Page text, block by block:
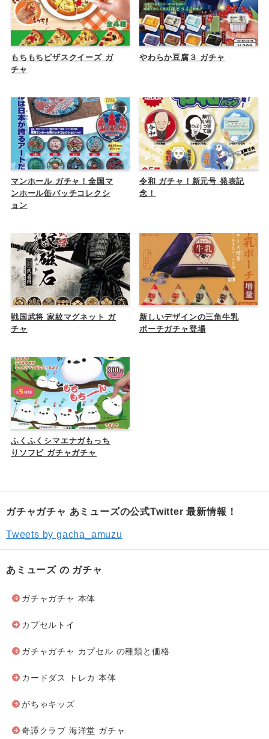
もちもちピザスクイーズ ガ
チャ
やわらか豆腐３ ガチャ
マンホール ガチャ！全国マ
ンホール缶バッチコレクシ
ョン
令和 ガチャ！新元号 発表記
念！
戦国武将 家紋マグネット ガ
チャ
新しいデザインの三角牛乳
ポーチガチャ登場
ふくふくシマエナガもっち
りソフビ ガチャガチャ
ガチャガチャ あミューズの公式Twitter 最新情報！
Tweets by gacha_amuzu
あミューズ の ガチャ
ガチャガチャ 本体
カプセルトイ
ガチャガチャ カプセル の種類と価格
カードダス トレカ 本体
がちゃキッズ
奇譚クラブ 海洋堂 ガチャ